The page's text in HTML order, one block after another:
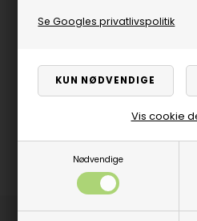
Se Googles privatlivspolitik
Nødvendige
Vis cookie